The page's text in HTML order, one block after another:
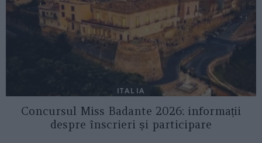
ITALIA
Concursul Miss Badante 2026: informații
despre înscrieri și participare